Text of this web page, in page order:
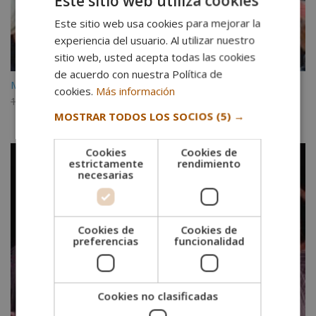
Máster en Gestión y Emprendimiento de Proyectos Culturales
1.780,00
precio
1.780,00€.
precio
es:
890,00€.
Este sitio web usa cookies para mejorar la
experiencia del usuario. Al utilizar nuestro
sitio web, usted acepta todas las cookies
de acuerdo con nuestra Política de
cookies. Más información
MOSTRAR TODOS LOS SOCIOS (5) →
Cookies
estrictamente
necesarias
Cookies de
rendimiento
Cookies de
preferencias
Cookies de
funcionalidad
Cookies no clasificadas